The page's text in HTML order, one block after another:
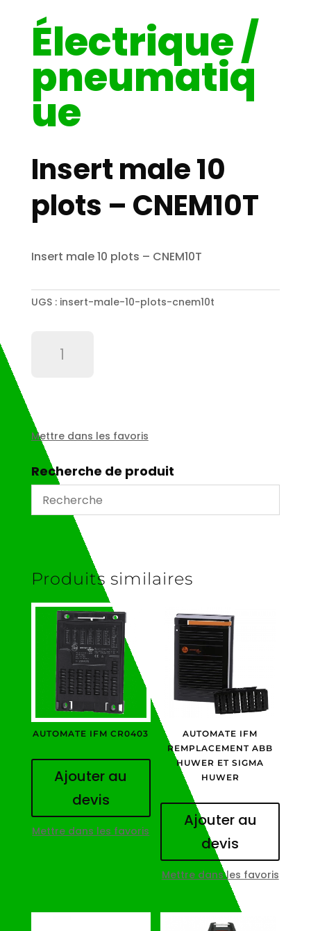
Électrique /
pneumatiq
ue
Insert male 10
plots – CNEM10T
Insert male 10 plots – CNEM10T
UGS : insert-male-10-plots-cnem10t
plots
-
CNEM10T
Mettre dans les favoris
Recherche de produit
Produits similaires
AUTOMATE IFM CR0403
Ajouter au
devis
Mettre dans les favoris
AUTOMATE IFM
REMPLACEMENT ABB
HUWER ET SIGMA
HUWER
Ajouter au
devis
Mettre dans les favoris